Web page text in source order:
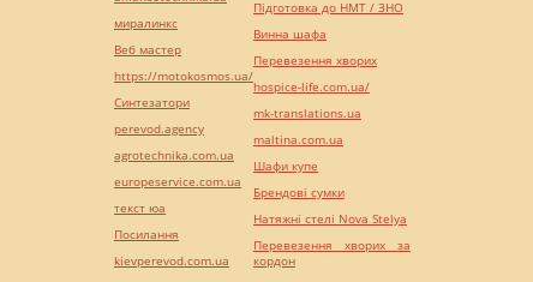
миралинкс
Веб мастер
https://motokosmos.ua/
Синтезатори
perevod.agency
agrotechnika.com.ua
europeservice.com.ua
текст юа
Посилання
kievperevod.com.ua
Підготовка до НМТ / ЗНО
Винна шафа
Перевезення хворих
hospice-life.com.ua/
mk-translations.ua
maltina.com.ua
Шафи купе
Брендові сумки
Натяжні стелі Nova Stelya
Перевезення хворих за
кордон